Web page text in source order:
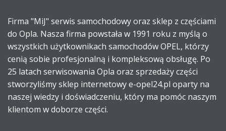
Firma "MiJ" serwis samochodowy oraz sklep z częściami
do Opla. Nasza firma powstała w 1991 roku z myślą o
wszystkich użytkownikach samochodów OPEL, którzy
cenią sobie profesjonalną i kompleksową obsługę. Po
25 latach serwisowania Opla oraz sprzedaży części
stworzyliśmy sklep internetowy e-opel24.pl oparty na
naszej wiedzy i doświadczeniu, który ma pomóc naszym
klientom w doborze części.